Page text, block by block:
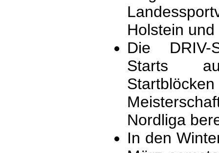
Holstein
Die DRIV-
Starts
Nordliga
In den